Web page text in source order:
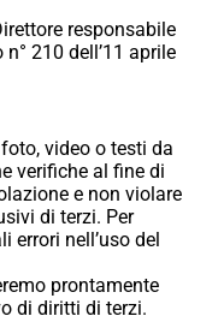
responsabile
210 dell’11 aprile
video o testi da
verifiche al fine di
e non violare
di terzi. Per
errori nell’uso del
prontamente
di diritti di terzi.